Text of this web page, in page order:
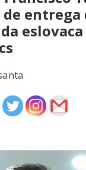
entrega
eslovaca